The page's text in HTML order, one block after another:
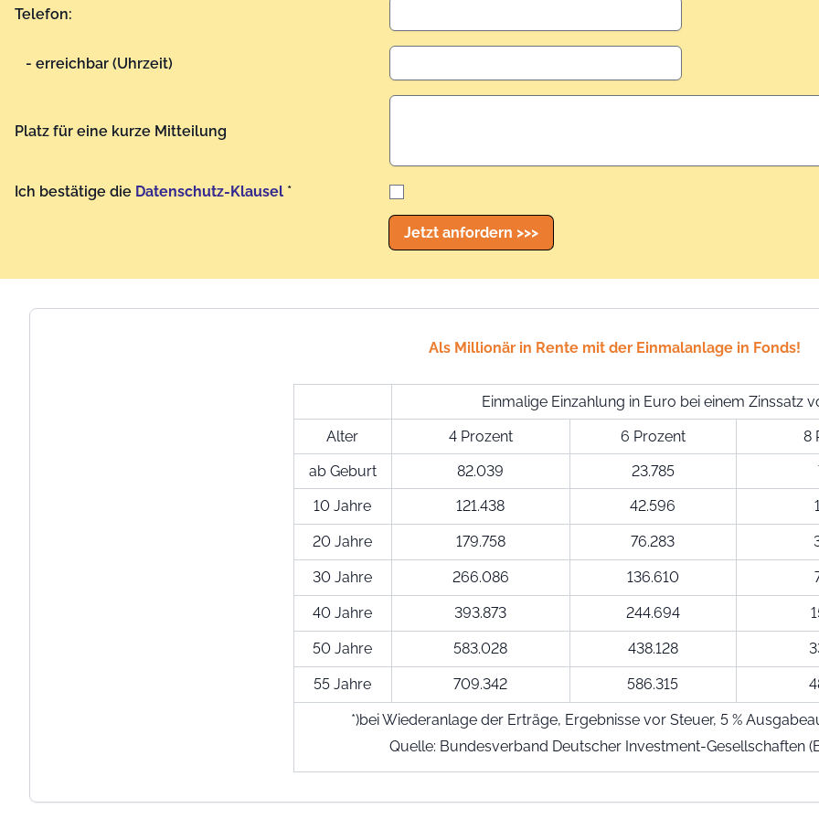
Telefon:
- erreichbar (Uhrzeit)
Platz für eine kurze Mitteilung
Benutzername
Ich bestätige die Datenschutz-Klausel *
Jetzt anfordern >>>
Als Millionär in Rente mit der Einmalanlage in Fonds!
Einmalige Einzahlung in Euro bei einem Zinssatz
Alter
4 Prozent 6 Prozent
8
ab Geburt
82.039 23.785
10 Jahre
121.438 42.596
20 Jahre 179.758 76.283
30 Jahre 266.086 136.610
40 Jahre 393.873 244.694
50 Jahre 583.028 438.128
55 Jahre 709.342 586.315
*)bei Wiederanlage der Erträge, Ergebnisse vor Steuer, 5 %
Quelle: Bundesverband Deutscher Investment-Gesellschaften